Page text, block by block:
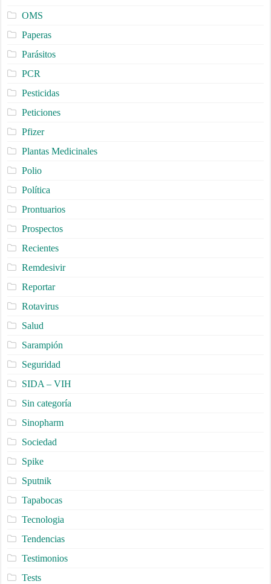
OMS
Paperas
Parásitos
PCR
Pesticidas
Peticiones
Pfizer
Plantas Medicinales
Polio
Política
Prontuarios
Prospectos
Recientes
Remdesivir
Reportar
Rotavirus
Salud
Sarampión
Seguridad
SIDA – VIH
Sin categoría
Sinopharm
Sociedad
Spike
Sputnik
Tapabocas
Tecnologia
Tendencias
Testimonios
Tests